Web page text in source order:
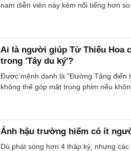
nam diễn viên này kém nổi tiếng hơn
Ai là người giúp Từ Thiếu Hoa
trong 'Tây du ký'?
Được mệnh danh là "Đường Tăng điển
không thể góp mặt trong phim nếu
Ảnh hậu trường hiếm có ít
Dù phát sóng hơn 4 thập kỷ, nhưng